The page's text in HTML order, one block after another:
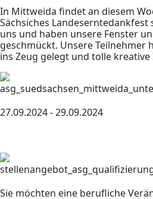
In Mittweida findet an diesem
Sächsiches
uns und haben unsere Fenster
geschmückt. Unsere Teilnehmer
ins Zeug gelegt und tolle
27.09.2024 - 29.09.2024
Sie möchten eine berufliche